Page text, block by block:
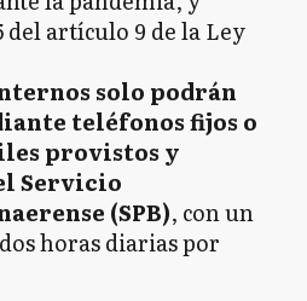
artículo 9 de la Ley
solo podrán
teléfonos fijos o
provistos y
Servicio
(SPB), con un
horas diarias por